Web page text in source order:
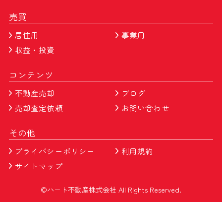
売買
居住用
事業用
収益・投資
コンテンツ
不動産売却
ブログ
売却査定依頼
お問い合わせ
その他
プライバシーポリシー
利用規約
サイトマップ
©ハート不動産株式会社 All Rights Reserved.